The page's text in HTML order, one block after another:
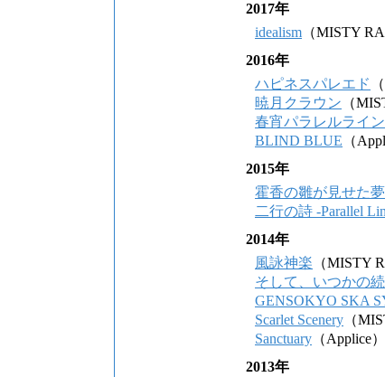
2017年
idealism （MISTY
2016年
ハピネスパレエド
暁月クラウン （
春宵パラレルライン
BLIND BLUE （
2015年
霍香の雛が見せた夢
二行の詩 -Parallel
2014年
風詠神楽 （MISTY
そして、いつかの
GENSOKYO SKA
Scarlet Scenery （
Sanctuary （Applice）
2013年